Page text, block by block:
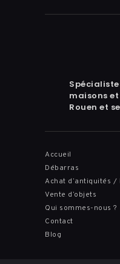
maisons
Rouen et
Accueil
Débarras
Achat d’antiquités /
Vente d’objets
Qui sommes-nous ?
Contact
Blog